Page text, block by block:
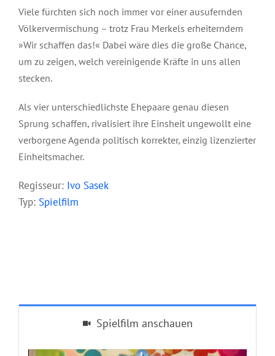
Viele fürchten sich noch immer vor einer ausufernden
Völkervermischung – trotz Frau Merkels erheiterndem
»Wir schaffen das!« Dabei wäre dies die große Chance,
um zu zeigen, welch vereinigende Kräfte in uns allen
stecken.
Als vier unterschiedlichste Ehepaare genau diesen
Sprung schaffen, rivalisiert ihre Einsheit ungewollt eine
verborgene Agenda politisch korrekter, einzig lizenzierter
Einheitsmacher.
Regisseur: Ivo Sasek
Typ: Spielfilm
Spielfilm anschauen